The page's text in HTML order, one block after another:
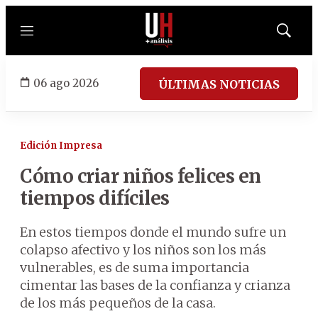
Menú
Mostrar
06 ago 2026 ÚLTIMAS NOTICIAS
Edición Impresa
Cómo criar niños felices en
tiempos difíciles
En estos tiempos donde el mundo sufre un
colapso afectivo y los niños son los más
vulnerables, es de suma importancia
cimentar las bases de la confianza y crianza
de los más pequeños de la casa.